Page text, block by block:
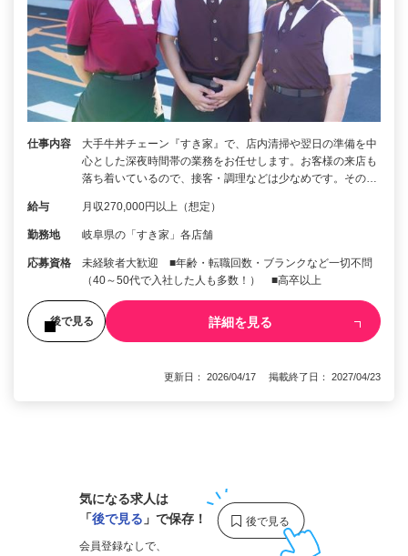
仕事内容
大手牛丼チェーン『すき家』で、店内清掃や翌日の準備を中
心とした深夜時間帯の業務をお任せします。お客様の来店も
落ち着いているので、接客・調理などは少なめです。その…
給与 月収270,000円以上（想定）
勤務地 岐阜県の「すき家」各店舗
応募資格
未経験者大歓迎 ■年齢・転職回数・ブランクなど一切不問
（40～50代で入社した人も多数！） ■高卒以上
後で見る 詳細を見る
更新日： 2026/04/17 掲載終了日： 2027/04/23
気になる求人は
「後で見る 」で保存！
会員登録なしで、